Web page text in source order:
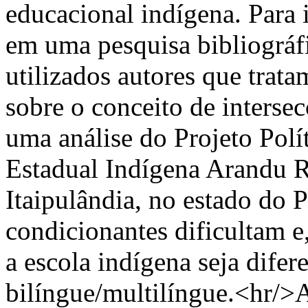
educacional indígena. Para
em uma pesquisa
utilizados autores que
sobre o conceito de
uma análise do Projeto
Estadual Indígena Arandu
Itaipulândia, no estado do
condicionantes dificultam
a escola indígena seja
bilíngue/multilíngue.<hr/